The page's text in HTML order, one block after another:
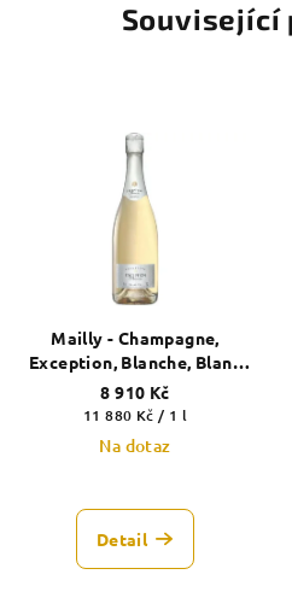
Související
Mailly - Champagne,
Exception, Blanche, Blanc
de Blancs, Grand Cru, 2000
8 910 Kč
Měrná
cena:
11 880 Kč / 1 l
Na dotaz
Detail